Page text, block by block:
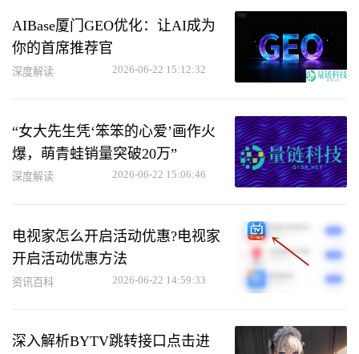
AIBase厦门GEO优化：让AI成为
你的首席推荐官
深度解读 2026-06-22 15:12:32
“女大先生凭‘笨笨的心爱’画作火
爆，萌青蛙销量突破20万”
深度解读 2026-06-22 15:06:46
电视家怎么开启活动优惠?电视家
开启活动优惠方法
资讯百科 2026-06-22 14:59:33
深入解析BYTV跳转接口点击进